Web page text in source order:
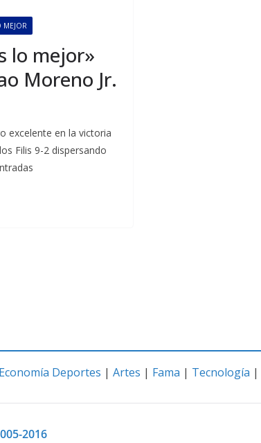
MEJOR
lo mejor»
Moreno Jr.
excelente en la victoria
Filis 9-2 dispersando
Economía Deportes | Artes | Fama | Tecnología |
2016